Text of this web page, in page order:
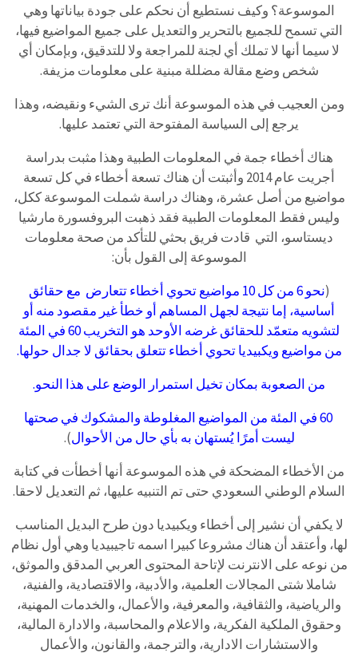
الموسوعة؟ وكيف نستطيع أن نحكم على جودة بياناتها وهي
التي تسمح للجميع بالتحرير والتعديل على جميع المواضيع فيها،
لا سيما أنها لا تملك أي لجنة للمراجعة ولا للتدقيق، وبإمكان أي
شخص وضع مقالة مضللة مبنية على معلومات مزيفة.
ومن العجيب في هذه الموسوعة أنك ترى الشيء ونقيضه، وهذا
يرجع إلى السياسة المفتوحة التي تعتمد عليها.
هناك أخطاء جمة في المعلومات الطبية وهذا مثبت بدراسة
أجريت عام 2014 وأثبتت أن هناك تسعة أخطاء في كل تسعة
مواضيع من أصل عشرة، وهناك دراسة شملت الموسوعة ككل،
وليس فقط المعلومات الطبية فقد ذهبت البروفسورة مارشيا
ديستاسو، التي قادت فريق بحثي للتأكد من صحة معلومات
الموسوعة إلى القول بأن:
(
نحو 6 من كل 10 مواضيع تحوي أخطاء تتعارض مع حقائق
أساسية، إما نتيجة لجهل المساهم أو خطأ غير مقصود منه أو
لتشويه متعمّد للحقائق غرضه الأوحد هو التخريب 60 في المئة
من مواضيع ويكبيديا تحوي أخطاء تتعلق بحقائق لا جدال حولها.
من الصعوبة بمكان تخيل استمرار الوضع على هذا النحو.
60 في المئة من المواضيع المغلوطة والمشكوك في صحتها
ليست أمرًا يُستهان به بأي حال من الأحوال).
من الأخطاء المضحكة في هذه الموسوعة أنها أخطأت في كتابة
السلام الوطني السعودي حتى تم التنبيه عليها، ثم التعديل لاحقا.
لا يكفي أن نشير إلى أخطاء ويكبيديا دون طرح البديل المناسب
لها، وأعتقد أن هناك مشروعا كبيرا اسمه تاجيبيديا وهي أول نظام
من نوعه على الانترنت لإتاحة المحتوى العربي المدقق والموثق،
شاملا شتى المجالات العلمية، والأدبية، والاقتصادية، والفنية،
والرياضية، والثقافية، والمعرفية، والأعمال، والخدمات المهنية،
وحقوق الملكية الفكرية، والاعلام والمحاسبة، والادارة المالية،
والاستشارات الادارية، والترجمة، والقانون، والأعمال